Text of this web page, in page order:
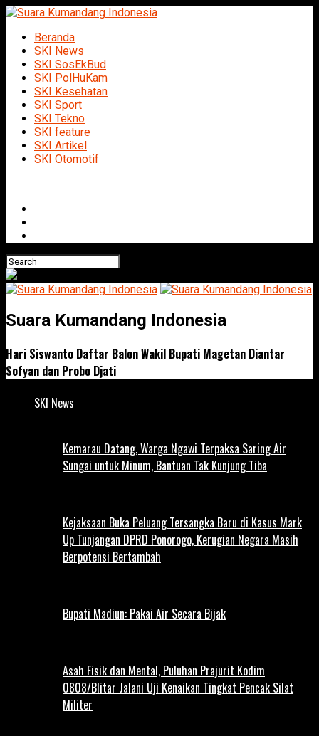
Beranda
SKI News
SKI SosEkBud
SKI PolHuKam
SKI Kesehatan
SKI Sport
SKI Tekno
SKI feature
SKI Artikel
SKI Otomotif
Suara Kumandang Indonesia
Hari Siswanto Daftar Balon Wakil Bupati Magetan Diantar
Sofyan dan Probo Djati
SKI News
Kemarau Datang, Warga Ngawi Terpaksa Saring Air
Sungai untuk Minum, Bantuan Tak Kunjung Tiba
Kejaksaan Buka Peluang Tersangka Baru di Kasus Mark
Up Tunjangan DPRD Ponorogo, Kerugian Negara Masih
Berpotensi Bertambah
Bupati Madiun: Pakai Air Secara Bijak
Asah Fisik dan Mental, Puluhan Prajurit Kodim
0808/Blitar Jalani Uji Kenaikan Tingkat Pencak Silat
Militer